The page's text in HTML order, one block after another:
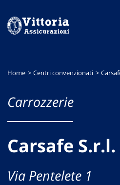
menu
contenuto
footer
Home Centri convenzionati
Carrozzerie
Carsafe
Via Pentelete 1